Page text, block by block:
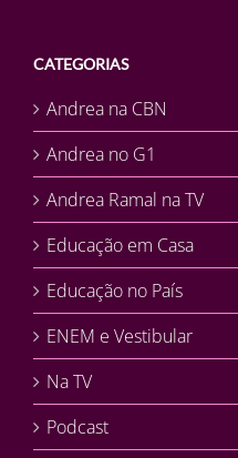
CATEGORIAS
Andrea na CBN
Andrea no G1
Andrea Ramal na TV
Educação em Casa
Educação no País
ENEM e Vestibular
Na TV
Podcast